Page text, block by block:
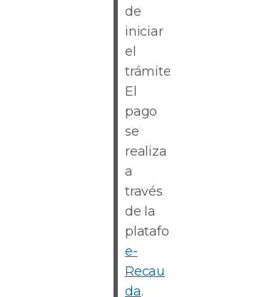
de
iniciar
el
trámite.
El
pago
se
realiza
a
través
de la
plataforma
e-
Recau
da.